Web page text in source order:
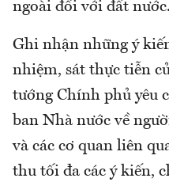
ngoài đối với đất nước.
Ghi nhận những ý
nhiệm, sát thực tiễn
tướng Chính phủ yêu
ban Nhà nước về
và các cơ quan liên
thu tối đa các ý kiến,